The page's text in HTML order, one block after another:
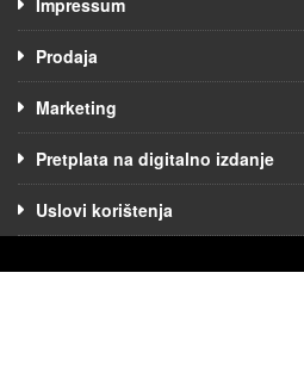
Impressum
Prodaja
Marketing
Pretplata na digitalno izdanje
Uslovi korištenja